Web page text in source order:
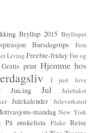
Bryllup 2015 Bryllupet
Bursdagstips
Fem
Living Freebie-friday Før og
Gratis print Hjemme hos
I just love
Juicing Jul Julebakst
Julekalender Juleverksted
mandag New York
På ønskelista Påske Reise